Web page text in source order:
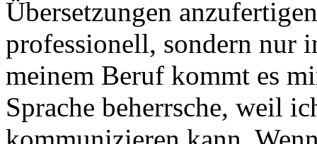
Übersetzungen
professionell, sondern nur
meinem Beruf kommt es
Sprache beherrsche, weil